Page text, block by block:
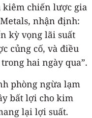
kiêm chiến lược gia
nhận định:
kỳ vọng lãi suất
củng cố, và điều
hai ngày qua”.
phòng ngừa lạm
bất lợi cho kim
lại lợi suất.